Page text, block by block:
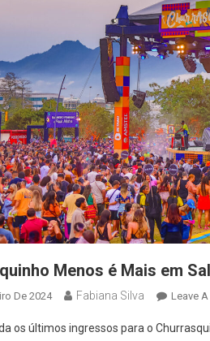
Menos é Mais em
De 2024 Fabiana Silva Leave
os últimos ingressos para o